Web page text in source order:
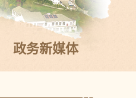
政务新媒体